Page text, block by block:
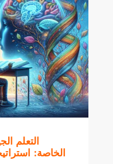
التعلم
الخاصة: